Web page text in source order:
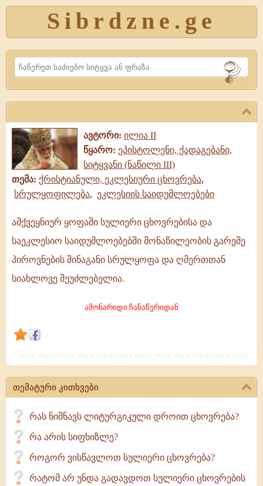
Sibrdzne.ge
Search
ავტორი: ილია II
წყარო: ეპისტოლენი, ქადაგებანი,
სიტყვანი (ნაწილი III)
თემა: ქრისტიანული, ეკლესიური ცხოვრება,
სრულყოფილება, ეკლესიის საიდუმლოებები
ამქვეყნიურ
ყოფაში
სულიერი
ცხოვრებისა
საეკლესიო
მონაწილეობის
პიროვნების
ამქვეყნიურ ყოფაში სულიერი ცხოვრებისა და
საეკლესიო საიდუმლოებებში მონაწილეობის გარეშე
პიროვნების შინაგანი სრულყოფა და ღმერთთან
სიახლოვე შეუძლებელია.
ამონარიდი ჩანაწერიდან
თემატური კითხვები
რას ნიშნავს ლიტურგიკული დროით ცხოვრება?
რა არის სიფხიზლე?
როგორ ვისწავლოთ სულიერი ცხოვრება?
რატომ არ უნდა გადავდოთ სულიერი ცხოვრების